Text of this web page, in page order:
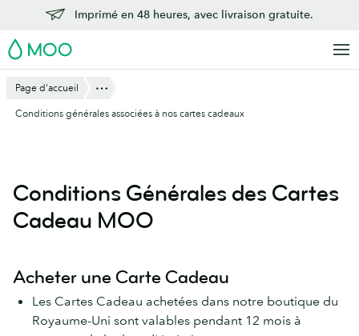
contenu
principal
Imprimé en 48 heures, avec livraison gratuite.
MOO
Page d'accueil Montre Tout
Conditions générales associées à nos cartes cadeaux
Conditions Générales des Cartes
Cadeau MOO
Acheter une Carte Cadeau
Les Cartes Cadeau achetées dans notre boutique du
Royaume-Uni sont valables pendant 12 mois à